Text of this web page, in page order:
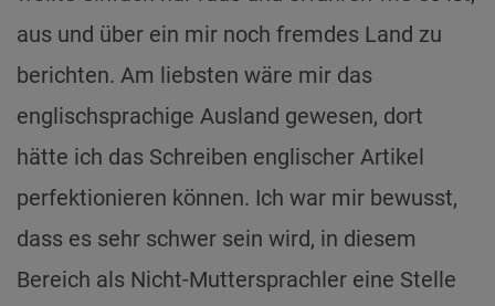
aus und über ein mir noch fremdes Land zu
berichten. Am liebsten wäre mir das
englischsprachige Ausland gewesen, dort
hätte ich das Schreiben englischer Artikel
perfektionieren können. Ich war mir bewusst,
dass es sehr schwer sein wird, in diesem
Bereich als Nicht-Muttersprachler eine Stelle